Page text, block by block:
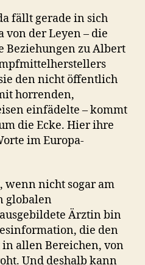
fällt gerade in sich
von der Leyen – die
Beziehungen zu Albert
den nicht öffentlich
horrenden,
einfädelte – kommt
die Ecke. Hier ihre
im Europa-
wenn nicht sogar am
globalen
Ärztin bin
die den
allen Bereichen, von
Und deshalb kann